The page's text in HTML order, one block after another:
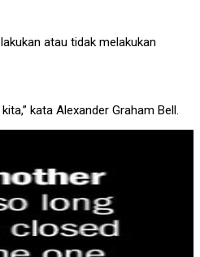
atau tidak melakukan
kata Alexander Graham Bell.